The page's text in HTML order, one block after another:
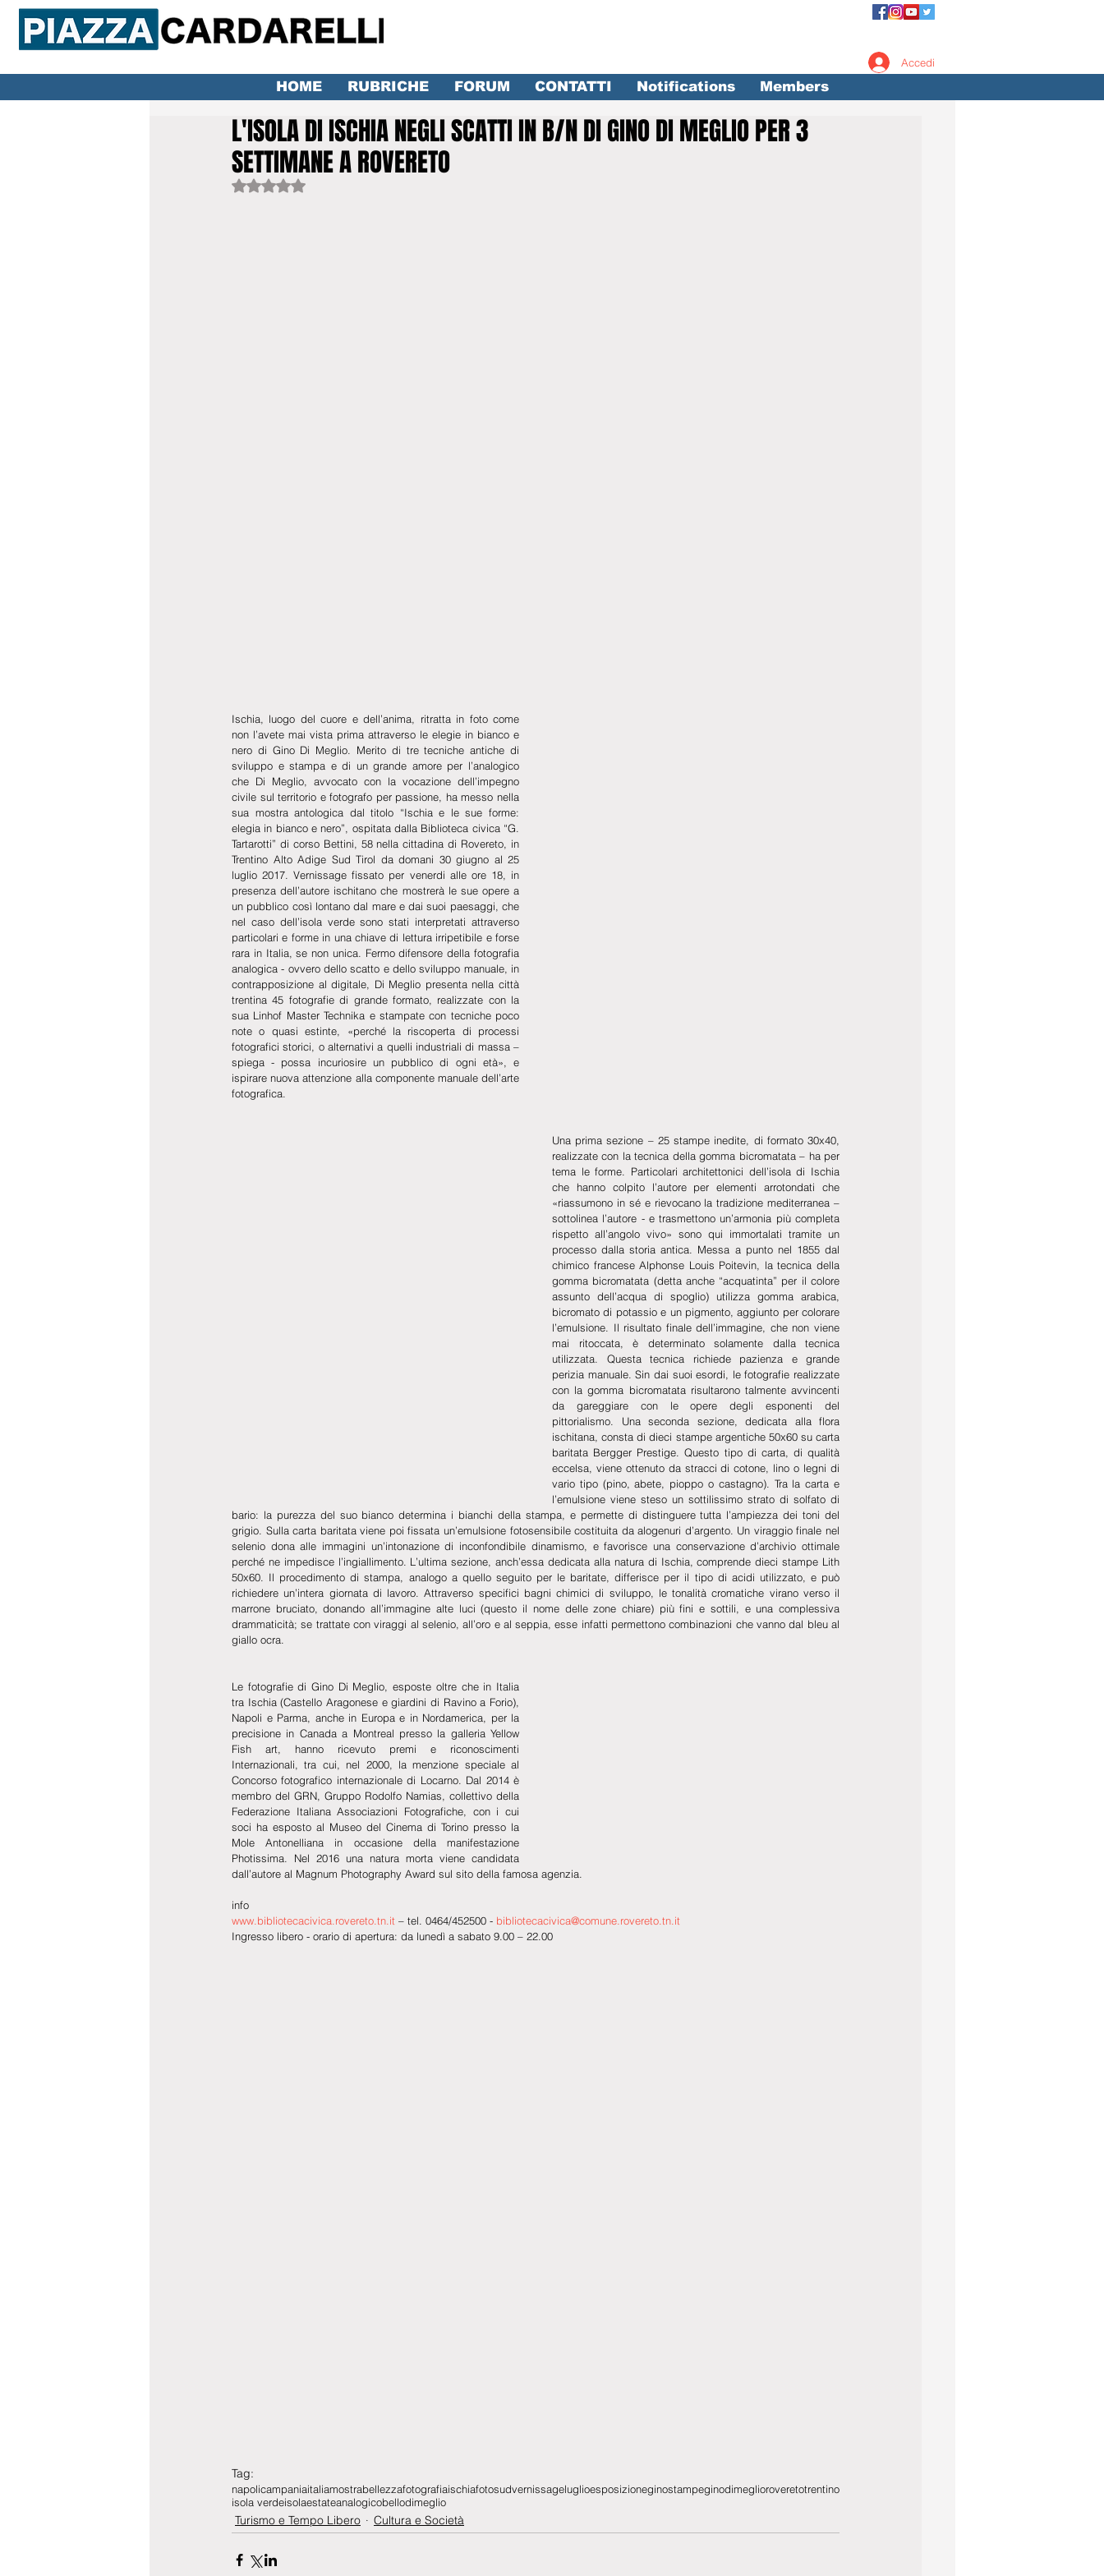
HOME RUBRICHE FORUM CONTATTI Notifications Members
Accedi
L'ISOLA DI ISCHIA NEGLI SCATTI IN B/N DI GINO DI MEGLIO PER 3
SETTIMANE A ROVERETO
Valutazione NaN stelle su 5.
Ischia, luogo del cuore e dell’anima, ritratta in foto come
non l’avete mai vista prima attraverso le elegie in bianco e
nero di Gino Di Meglio. Merito di tre tecniche antiche di
sviluppo e stampa e di un grande amore per l’analogico
che Di Meglio, avvocato con la vocazione dell’impegno
civile sul territorio e fotografo per passione, ha messo nella
sua mostra antologica dal titolo “Ischia e le sue forme:
elegia in bianco e nero”, ospitata dalla Biblioteca civica “G.
Tartarotti” di corso Bettini, 58 nella cittadina di Rovereto, in
Trentino Alto Adige Sud Tirol da domani 30 giugno al 25
luglio 2017. Vernissage fissato per venerdi alle ore 18, in
presenza dell’autore ischitano che mostrerà le sue opere a
un pubblico così lontano dal mare e dai suoi paesaggi, che
nel caso dell’isola verde sono stati interpretati attraverso
particolari e forme in una chiave di lettura irripetibile e forse
rara in Italia, se non unica. Fermo difensore della fotografia
analogica - ovvero dello scatto e dello sviluppo manuale, in
contrapposizione al digitale, Di Meglio presenta nella città
trentina 45 fotografie di grande formato, realizzate con la
sua Linhof Master Technika e stampate con tecniche poco
note o quasi estinte, «perché la riscoperta di processi
fotografici storici, o alternativi a quelli industriali di massa –
spiega - possa incuriosire un pubblico di ogni età», e
ispirare nuova attenzione alla componente manuale dell’arte
fotografica.
Una prima sezione – 25 stampe inedite, di formato 30x40,
realizzate con la tecnica della gomma bicromatata – ha per
tema le forme. Particolari architettonici dell’isola di Ischia
che hanno colpito l’autore per elementi arrotondati che
«riassumono in sé e rievocano la tradizione mediterranea –
sottolinea l’autore - e trasmettono un’armonia più completa
rispetto all’angolo vivo» sono qui immortalati tramite un
processo dalla storia antica. Messa a punto nel 1855 dal
chimico francese Alphonse Louis Poitevin, la tecnica della
gomma bicromatata (detta anche “acquatinta” per il colore
assunto dell’acqua di spoglio) utilizza gomma arabica,
bicromato di potassio e un pigmento, aggiunto per colorare
l’emulsione. Il risultato finale dell’immagine, che non viene
mai ritoccata, è determinato solamente dalla tecnica
utilizzata. Questa tecnica richiede pazienza e grande
perizia manuale. Sin dai suoi esordi, le fotografie realizzate
con la gomma bicromatata risultarono talmente avvincenti
da gareggiare con le opere degli esponenti del
pittorialismo. Una seconda sezione, dedicata alla flora
ischitana, consta di dieci stampe argentiche 50x60 su carta
baritata Bergger Prestige. Questo tipo di carta, di qualità
eccelsa, viene ottenuto da stracci di cotone, lino o legni di
vario tipo (pino, abete, pioppo o castagno). Tra la carta e
l’emulsione viene steso un sottilissimo strato di solfato di
bario: la purezza del suo bianco determina i bianchi della stampa, e permette di distinguere tutta l’ampiezza dei toni del
grigio. Sulla carta baritata viene poi fissata un’emulsione fotosensibile costituita da alogenuri d’argento. Un viraggio finale nel
selenio dona alle immagini un’intonazione di inconfondibile dinamismo, e favorisce una conservazione d’archivio ottimale
perché ne impedisce l’ingiallimento. L’ultima sezione, anch’essa dedicata alla natura di Ischia, comprende dieci stampe Lith
50x60. Il procedimento di stampa, analogo a quello seguito per le baritate, differisce per il tipo di acidi utilizzato, e può
richiedere un’intera giornata di lavoro. Attraverso specifici bagni chimici di sviluppo, le tonalità cromatiche virano verso il
marrone bruciato, donando all’immagine alte luci (questo il nome delle zone chiare) più fini e sottili, e una complessiva
drammaticità; se trattate con viraggi al selenio, all’oro e al seppia, esse infatti permettono combinazioni che vanno dal bleu al
giallo ocra.
Le fotografie di Gino Di Meglio, esposte oltre che in Italia
tra Ischia (Castello Aragonese e giardini di Ravino a Forio),
Napoli e Parma, anche in Europa e in Nordamerica, per la
precisione in Canada a Montreal presso la galleria Yellow
Fish art, hanno ricevuto premi e riconoscimenti
Internazionali, tra cui, nel 2000, la menzione speciale al
Concorso fotografico internazionale di Locarno. Dal 2014 è
membro del GRN, Gruppo Rodolfo Namias, collettivo della
Federazione Italiana Associazioni Fotografiche, con i cui
soci ha esposto al Museo del Cinema di Torino presso la
Mole Antonelliana in occasione della manifestazione
Photissima. Nel 2016 una natura morta viene candidata
dall’autore al Magnum Photography Award sul sito della famosa agenzia.
info
www.bibliotecacivica.rovereto.tn.it – tel. 0464/452500 - bibliotecacivica@comune.rovereto.tn.it
Ingresso libero - orario di apertura: da lunedì a sabato 9.00 – 22.00
Tag:
napolicampaniaitaliamostrabellezzafotografiaischiafotosudvernissageluglioesposizioneginostampeginodimeglioroveretotrentino
isola verdeisolaestateanalogicobellodimeglio
Turismo e Tempo Libero Cultura e Società